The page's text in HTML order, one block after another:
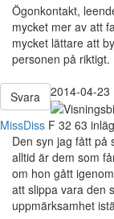
Ögonkontakt,
mycket mer av att
mycket lättare att
personen på riktigt.
Svara
2014-04-23
MissDiss F 32 63
Den syn jag fått på
alltid är dem som
om hon gått
att slippa vara den
uppmärksamhet